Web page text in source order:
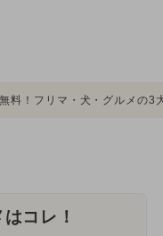
料！フリマ・犬・グルメの
コレ！